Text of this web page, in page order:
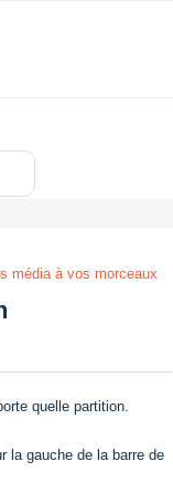
média à vos morceaux
quelle partition.
la gauche de la barre de